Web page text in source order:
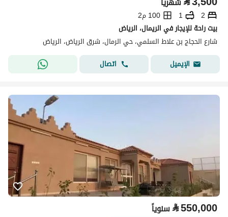
2
1
100 م2
بيت راحة للإيجار في الريمال، الرياض
شارع الحجاج بن علاط السلمي، حي الرمال، شرق الرياض، الرياض
الإيميل
اتصال
⃁550,000 سنوياً